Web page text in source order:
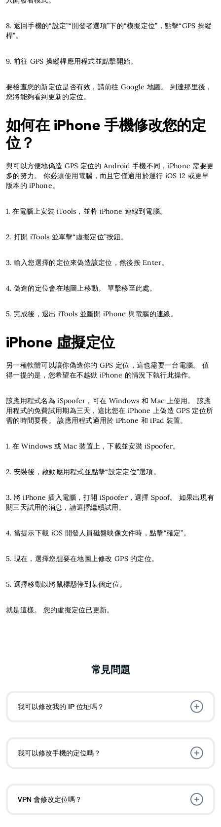
8. 返回手機的“設定”“開發者選項”下的“模擬定位”，點擊“GPS 操縱
桿”。
9. 前往 GPS 操縱桿應用程式並點擊開始。
要檢查您的新定位是否有效，請前往 Google 地圖。 到達那里後，
您將能夠看到更新的定位。
如何在 iPhone 手機修改您的定
位？
與可以方便地偽造 GPS 定位的 Android 手機不同，iPhone 需要更
多的努力。 你必須使用電腦，而且它僅適用於運行 iOS 12 或更早
版本的 iPhone。
1. 在電腦上安裝 iTools，並將 iPhone 連線到電腦。
2. 打開 iTools 並單擊“虛擬定位”按鈕。
3. 輸入您選擇的定位來偽造該定位，然後按 Enter。
4. 偽造的定位會在地圖上移動。 單擊移至此處。
5. 完成後，退出 iTools 並斷開 iPhone 與電腦的連線。
iPhone 虛擬定位
另一種軟體可以讓你偽造你的 GPS 定位，這也需要一台電腦。 值
得一提的是，您希望在不越獄 iPhone 的情況下執行此操作。
該應用程式名為 iSpoofer，可在 Windows 和 Mac 上使用。 該應
用程式的免費試用期為三天，這比您在 iPhone 上偽造 GPS 定位所
需的時間要長。 該應用程式適用於 iPhone 和 iPad 裝置。
1. 在 Windows 或 Mac 裝置上，下載並安裝 iSpoofer。
2. 安裝後，啟動應用程式並點擊“設定定位”選項。
3. 將 iPhone 插入電腦，打開 iSpoofer，選擇 Spoof。 如果出現有
關三天試用的消息，請選擇繼續試用。
4. 當提示下載 iOS 開發人員磁盤映像文件時，點擊“確定”。
5. 現在，選擇您想要在地圖上修改 GPS 的定位。
5. 選擇移動以將鼠標懸停到某個定位。
就是這樣。 您的虛擬定位已更新。
常見問題
我可以修改我的 IP 位址嗎？
我可以修改手機的定位嗎？
VPN 會修改定位嗎？